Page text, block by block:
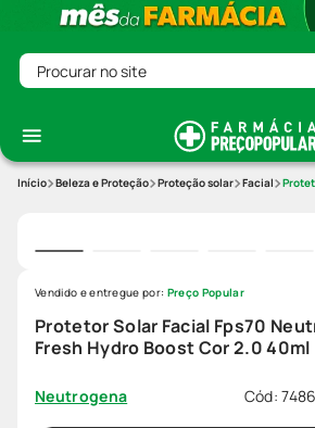
Procurar no site
Beleza e Proteção Proteção solar Facial
Protetor Solar Facial Fps70
Fresh Hydro Boost Cor 2.0 40ml
Neutrogena Cód:
Vendido e entregue por: Preço Popular